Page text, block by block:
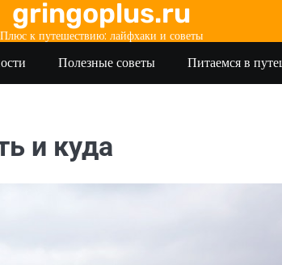
gringoplus.ru
Плюс к путешествию: лайфхаки и советы
Полезные советы Питаемся в
и куда